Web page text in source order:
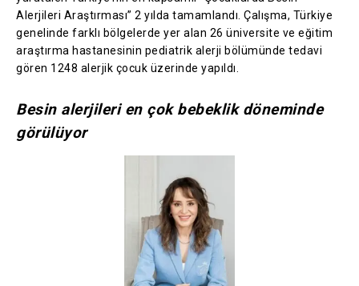
Alerjileri Araştırması” 2 yılda tamamlandı. Çalışma, Türkiye
genelinde farklı bölgelerde yer alan 26 üniversite ve eğitim
araştırma hastanesinin pediatrik alerji bölümünde tedavi
gören 1248 alerjik çocuk üzerinde yapıldı.
Besin alerjileri en çok bebeklik döneminde
görülüyor